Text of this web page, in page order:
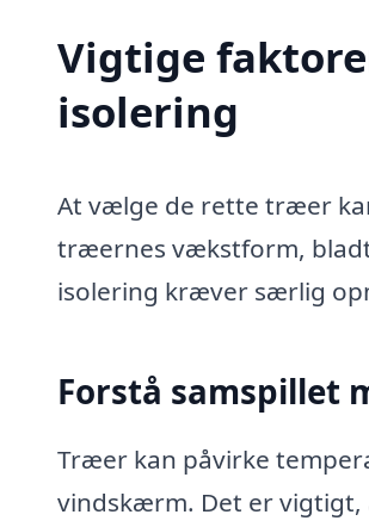
Vigtige
isolering
At vælge de rette træer
træernes vækstform,
isolering kræver særlig
Forstå samspillet
Træer kan påvirke
vindskærm. Det er